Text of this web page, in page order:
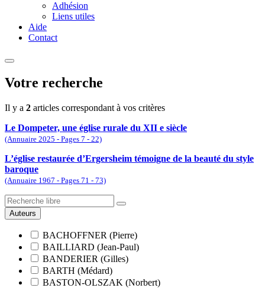
Adhésion
Liens utiles
Aide
Contact
Votre recherche
Il y a 2 articles correspondant à vos critères
Le Dompeter, une église rurale du XII e siècle
(Annuaire 2025 - Pages 7 - 22)
L’église restaurée d’Ergersheim témoigne de la beauté du style
baroque
(Annuaire 1967 - Pages 71 - 73)
Auteurs
BACHOFFNER (Pierre)
BAILLIARD (Jean-Paul)
BANDERIER (Gilles)
BARTH (Médard)
BASTON-OLSZAK (Norbert)